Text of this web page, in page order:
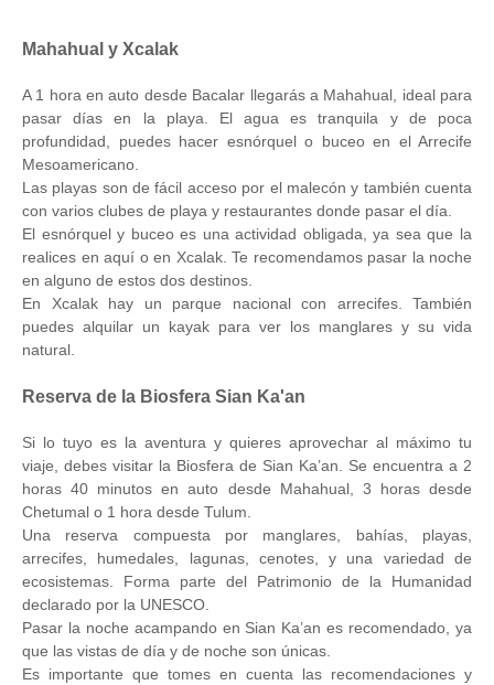
Mahahual y Xcalak
A 1 hora en auto desde Bacalar llegarás a Mahahual, ideal para
pasar días en la playa. El agua es tranquila y de poca
profundidad, puedes hacer esnórquel o buceo en el Arrecife
Mesoamericano.
Las playas son de fácil acceso por el malecón y también cuenta
con varios clubes de playa y restaurantes donde pasar el día.
El esnórquel y buceo es una actividad obligada, ya sea que la
realices en aquí o en Xcalak. Te recomendamos pasar la noche
en alguno de estos dos destinos.
En Xcalak hay un parque nacional con arrecifes. También
puedes alquilar un kayak para ver los manglares y su vida
natural.
Reserva de la Biosfera Sian Ka'an
Si lo tuyo es la aventura y quieres aprovechar al máximo tu
viaje, debes visitar la Biosfera de Sian Ka’an. Se encuentra a 2
horas 40 minutos en auto desde Mahahual, 3 horas desde
Chetumal o 1 hora desde Tulum.
Una reserva compuesta por manglares, bahías, playas,
arrecifes, humedales, lagunas, cenotes, y una variedad de
ecosistemas. Forma parte del Patrimonio de la Humanidad
declarado por la UNESCO.
Pasar la noche acampando en Sian Ka’an es recomendado, ya
que las vistas de día y de noche son únicas.
Es importante que tomes en cuenta las recomendaciones y